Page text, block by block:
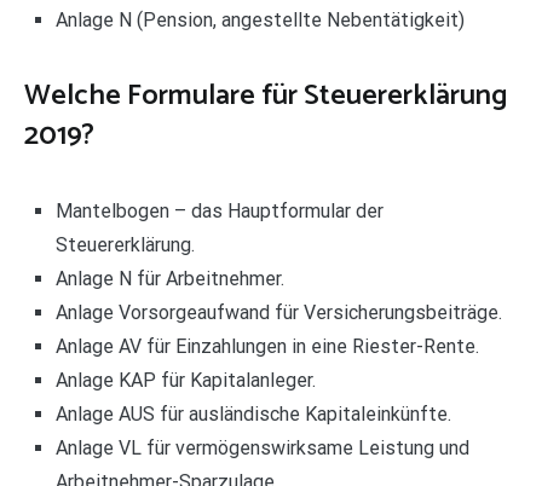
Anlage N (Pension, angestellte Nebentätigkeit)
Welche Formulare für Steuererklärung
2019?
Mantelbogen – das Hauptformular der
Steuererklärung.
Anlage N für Arbeitnehmer.
Anlage Vorsorgeaufwand für Versicherungsbeiträge.
Anlage AV für Einzahlungen in eine Riester-Rente.
Anlage KAP für Kapitalanleger.
Anlage AUS für ausländische Kapitaleinkünfte.
Anlage VL für vermögenswirksame Leistung und